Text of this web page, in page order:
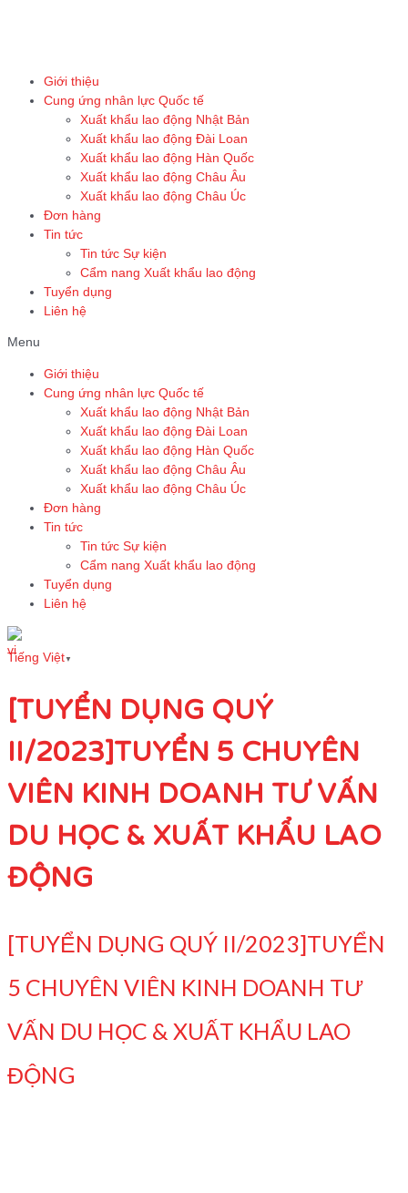
Giới thiệu
Cung ứng nhân lực Quốc tế
Xuất khẩu lao động Nhật Bản
Xuất khẩu lao động Đài Loan
Xuất khẩu lao động Hàn Quốc
Xuất khẩu lao động Châu Âu
Xuất khẩu lao động Châu Úc
Đơn hàng
Tin tức
Tin tức Sự kiện
Cẩm nang Xuất khẩu lao động
Tuyển dụng
Liên hệ
Menu
Giới thiệu
Cung ứng nhân lực Quốc tế
Xuất khẩu lao động Nhật Bản
Xuất khẩu lao động Đài Loan
Xuất khẩu lao động Hàn Quốc
Xuất khẩu lao động Châu Âu
Xuất khẩu lao động Châu Úc
Đơn hàng
Tin tức
Tin tức Sự kiện
Cẩm nang Xuất khẩu lao động
Tuyển dụng
Liên hệ
Tiếng Việt ▼
[TUYỂN DỤNG QUÝ
II/2023]TUYỂN 5 CHUYÊN
VIÊN KINH DOANH TƯ VẤN
DU HỌC & XUẤT KHẨU LAO
ĐỘNG
[TUYỂN DỤNG QUÝ II/2023]TUYỂN
5 CHUYÊN VIÊN KINH DOANH TƯ
VẤN DU HỌC & XUẤT KHẨU LAO
ĐỘNG